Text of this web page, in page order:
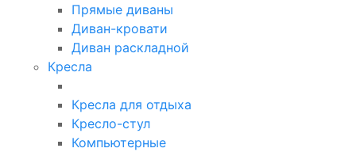
Прямые диваны
Диван-кровати
Диван раскладной
Кресла
Кресла для отдыха
Кресло-стул
Компьютерные